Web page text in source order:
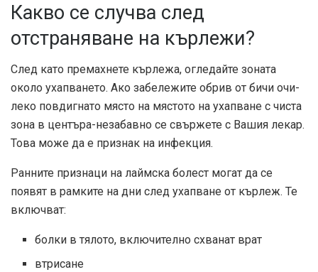
Какво се случва след
отстраняване на кърлежи?
След като премахнете кърлежа, огледайте зоната
около ухапването. Ако забележите обрив от бичи очи-
леко повдигнато място на мястото на ухапване с чиста
зона в центъра-незабавно се свържете с Вашия лекар.
Това може да е признак на инфекция.
Ранните признаци на лаймска болест могат да се
появят в рамките на дни след ухапване от кърлеж. Те
включват:
болки в тялото, включително схванат врат
втрисане